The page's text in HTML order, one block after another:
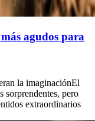
agudos para
la imaginaciónEl
sorprendentes, pero
extraordinarios